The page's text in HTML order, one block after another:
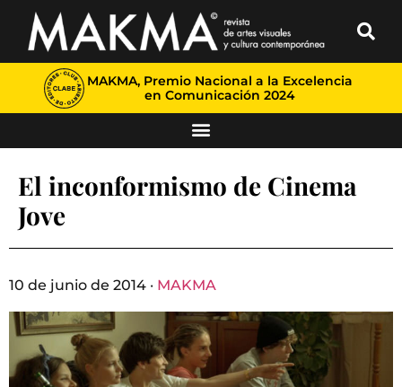
MAKMA, Premio Nacional a la Excelencia
en Comunicación 2024
El inconformismo de Cinema
Jove
10 de junio de 2014 · MAKMA